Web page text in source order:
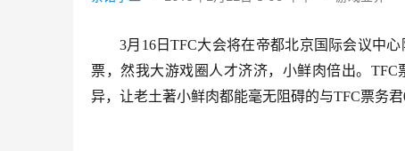
3月16日TFC大会将在帝都北京国际会议中
票，然我大游戏圈人才济济，小鲜肉倍出。
异，让老土著小鲜肉都能毫无阻碍的与TFC票务君